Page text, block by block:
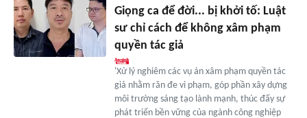
Giọng ca để đời... bị khởi tố: Luật
sư chỉ cách để không xâm phạm
quyền tác giả
'Xử lý nghiêm các vụ án xâm phạm quyền tác
giả nhằm răn đe vi phạm, góp phần xây dựng
môi trường sáng tạo lành mạnh, thúc đẩy sự
phát triển bền vững của ngành công nghiệp